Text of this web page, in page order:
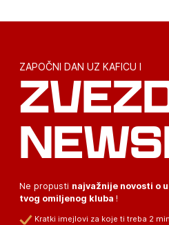
ZAPOČNI DAN UZ KAFICU I
Ne propusti najvažnije novosti o
tvog omiljenog kluba !
Kratki imejlovi za koje ti treba 2